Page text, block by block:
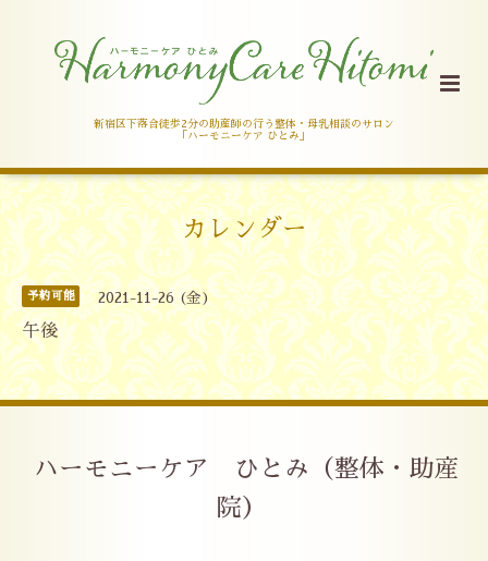
新宿区下落合徒歩2分の助産師の行う整体・母乳相談のサロン
「ハーモニーケア ひとみ」
カレンダー
予約可能 2021-11-26 (金)
午後
ハーモニーケア ひとみ（整体・助産
院）